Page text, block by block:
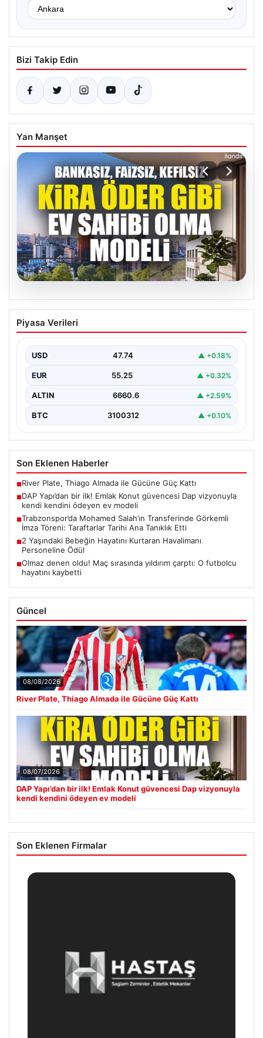
Bizi Takip Edin
Yan Manşet
07.08.2026
DAP Yapı’dan bir ilk! Emlak Konut
güvencesi Dap vizyonuyla kendi
{"title": "DAP Yapı’dan Bir İlk: Güvence ve Vizyonla Kendi
Piyasa Verileri
USD 47.74 ▲ +0.18%
EUR 55.25 ▲ +0.32%
ALTIN 6660.6 ▲ +2.59%
BTC 3100312 ▲ +0.10%
Son Eklenen Haberler
■River Plate, Thiago Almada ile Gücüne Güç Kattı
■DAP Yapı’dan bir ilk! Emlak Konut güvencesi Dap vizyonuyla
kendi kendini ödeyen ev modeli
■Trabzonspor’da Mohamed Salah’ın Transferinde Görkemli
İmza Töreni: Taraftarlar Tarihi Ana Tanıklık Etti
■2 Yaşındaki Bebeğin Hayatını Kurtaran Havalimanı
Personeline Ödül
■Olmaz denen oldu! Maç sırasında yıldırım çarptı: O futbolcu
hayatını kaybetti
Güncel
08/08/2026
River Plate, Thiago Almada ile Gücüne Güç Kattı
08/07/2026
DAP Yapı’dan bir ilk! Emlak Konut güvencesi Dap vizyonuyla
kendi kendini ödeyen ev modeli
Son Eklenen Firmalar